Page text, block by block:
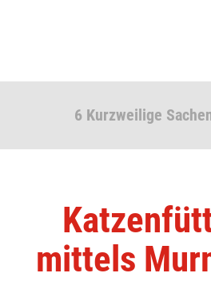
6 Kurzweilige
mittels